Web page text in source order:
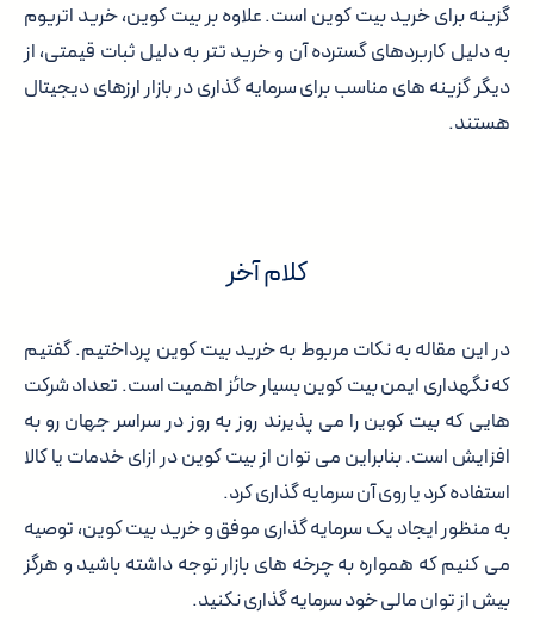
گزینه برای خرید بیت کوین است. علاوه بر بیت کوین، خرید اتریوم
به دلیل کاربردهای گسترده آن و خرید تتر به دلیل ثبات قیمتی، از
دیگر گزینه های مناسب برای سرمایه گذاری در بازار ارزهای دیجیتال
هستند.
کلام آخر
در این مقاله به نکات مربوط به خرید بیت کوین پرداختیم. گفتیم
که نگهداری ایمن بیت کوین بسیار حائز اهمیت است. تعداد شرکت
هایی که بیت کوین را می پذیرند روز به روز در سراسر جهان رو به
افزایش است. بنابراین می توان از بیت کوین در ازای خدمات یا کالا
استفاده کرد یا روی آن سرمایه گذاری کرد.
به منظور ایجاد یک سرمایه گذاری موفق و خرید بیت کوین، توصیه
می کنیم که همواره به چرخه های بازار توجه داشته باشید و هرگز
بیش از توان مالی خود سرمایه گذاری نکنید.